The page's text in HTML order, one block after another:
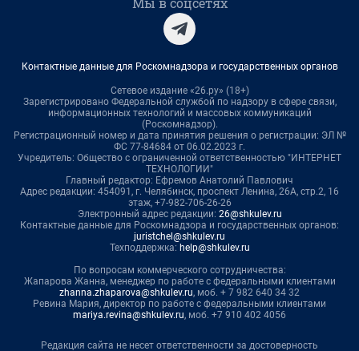
Контактные данные для Роскомнадзора и государственных органов
Сетевое издание «26.ру» (18+)
Зарегистрировано Федеральной службой по надзору в сфере связи,
информационных технологий и массовых коммуникаций
(Роскомнадзор).
Регистрационный номер и дата принятия решения о регистрации: ЭЛ №
ФС 77-84684 от 06.02.2023 г.
Учредитель: Общество с ограниченной ответственностью "ИНТЕРНЕТ
ТЕХНОЛОГИИ"
Главный редактор: Ефремов Анатолий Павлович
Адрес редакции: 454091, г. Челябинск, проспект Ленина, 26А, стр.2, 16
этаж, +7-982-706-26-26
Электронный адрес редакции: 26@shkulev.ru
Контактные данные для Роскомнадзора и государственных органов:
juristchel@shkulev.ru
Техподдержка: help@shkulev.ru
По вопросам коммерческого сотрудничества:
Жапарова Жанна, менеджер по работе с федеральными клиентами
zhanna.zhaparova@shkulev.ru, моб. + 7 982 640 34 32
Ревина Мария, директор по работе с федеральными клиентами
mariya.revina@shkulev.ru, моб. +7 910 402 4056
Редакция сайта не несет ответственности за достоверность